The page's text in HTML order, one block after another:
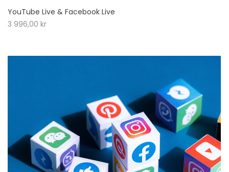
YouTube Live & Facebook Live
3 996,00 kr